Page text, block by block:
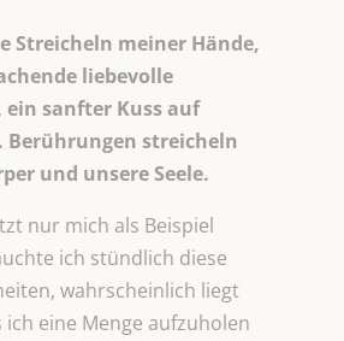
Streicheln meiner Hände,
liebevolle
sanfter Kuss auf
Berührungen streicheln
und unsere Seele.
nur mich als Beispiel
ich stündlich diese
wahrscheinlich liegt
ich eine Menge aufzuholen